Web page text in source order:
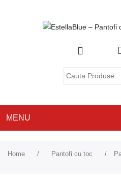
MENU
Home / Pantofi cu toc /